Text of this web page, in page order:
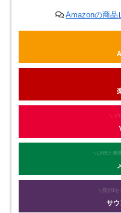
Amazonの商品
＼ゾ
＼LINEと連
＼弦が1セ
サウ